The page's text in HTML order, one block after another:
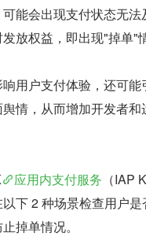
能会出现支付状态无
放权益，即出现"掉单"
用户支付体验，还可
情，从而增加开发者和
应用内支付服务 （IAP
以下 2 种场景检查用户
掉单情况。